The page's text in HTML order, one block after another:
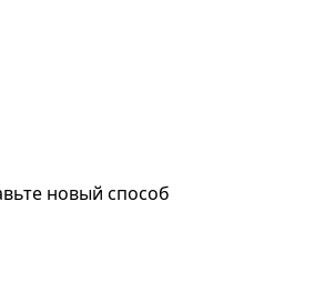
новый способ